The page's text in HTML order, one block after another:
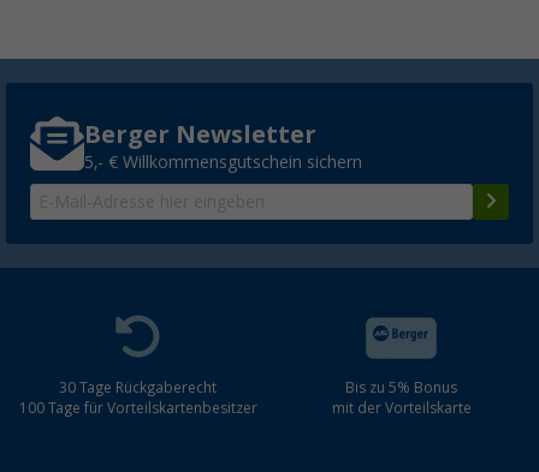
Berger Newsletter
5,- € Willkommensgutschein sichern
30 Tage Rückgaberecht
100 Tage für Vorteilskartenbesitzer
Bis zu 5% Bonus
mit der Vorteilskarte